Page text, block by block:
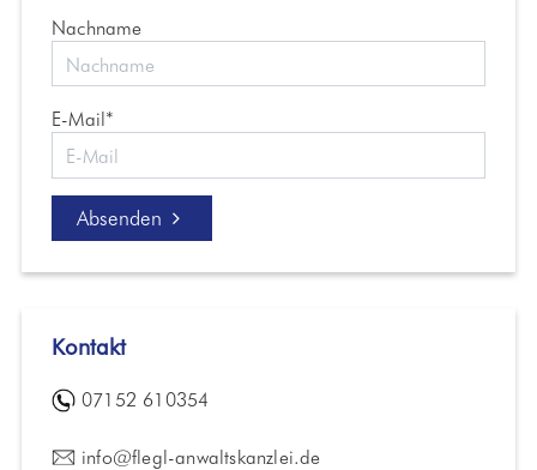
Nachname
E-Mail*
Absenden
Kontakt
07152 610354
info@flegl-anwaltskanzlei.de